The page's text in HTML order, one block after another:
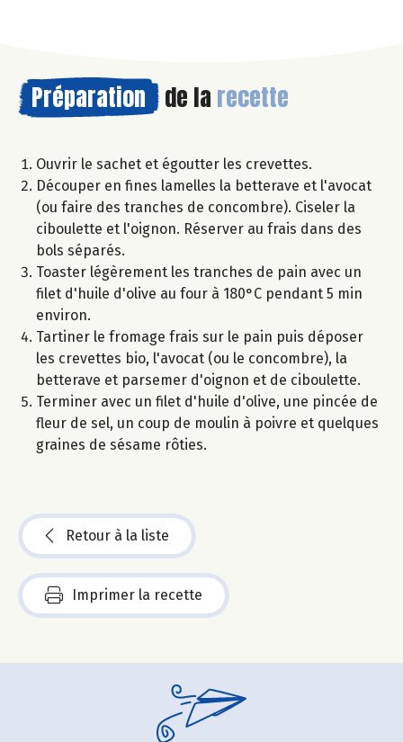
Préparation de la recette
Ouvrir le sachet et égoutter les crevettes.
Découper en fines lamelles la betterave et l'avocat
(ou faire des tranches de concombre). Ciseler la
ciboulette et l'oignon. Réserver au frais dans des
bols séparés.
Toaster légèrement les tranches de pain avec un
filet d'huile d'olive au four à 180°C pendant 5 min
environ.
Tartiner le fromage frais sur le pain puis déposer
les crevettes bio, l'avocat (ou le concombre), la
betterave et parsemer d'oignon et de ciboulette.
Terminer avec un filet d'huile d'olive, une pincée de
fleur de sel, un coup de moulin à poivre et quelques
graines de sésame rôties.
Retour à la liste
Imprimer la recette